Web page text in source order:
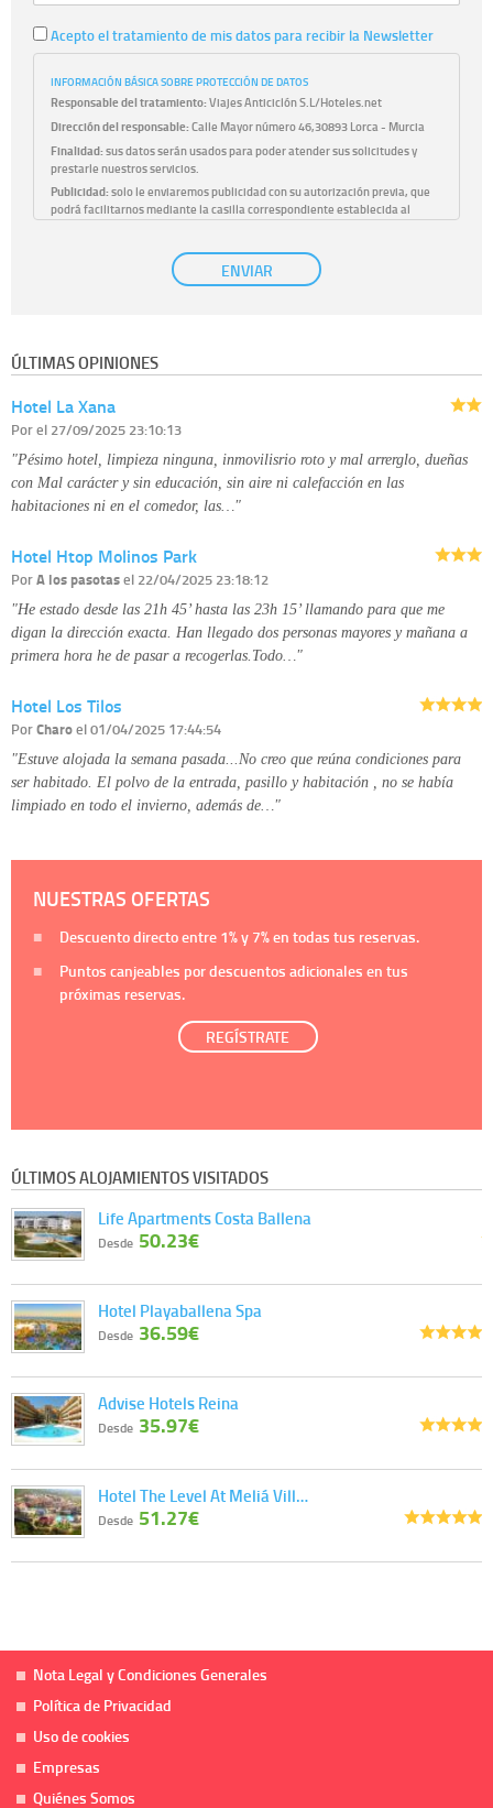
Acepto el tratamiento de mis datos para recibir la Newsletter
INFORMACIÓN BÁSICA SOBRE PROTECCIÓN DE DATOS
Responsable del tratamiento:Viajes Anticiclón S.L/Hoteles.net
Dirección del responsable:Calle Mayor número 46,30893 Lorca - Murcia
Finalidad:sus datos serán usados para poder atender sus solicitudes y
prestarle nuestros servicios.
Publicidad:solo le enviaremos publicidad con su autorización previa, que
podrá facilitarnos mediante la casilla correspondiente establecida al
únicamente trataremos sus datos con su consentimiento
previo, que podrá facilitarnos mediante la casilla correspondiente
Derechos:tiene derecho a saber qué información tenemos sobre usted,
disponible en nuestra página web.
Información complementaria:
ENVIAR
ÚLTIMAS OPINIONES
Hotel La Xana
Porel 27/09/2025 23:10:13
"Pésimo hotel, limpieza ninguna, inmovilisrio roto y mal arrerglo, dueñas
con Mal carácter y sin educación, sin aire ni calefacción en las
habitaciones ni en el comedor, las…"
Hotel Htop Molinos Park
PorA los pasotasel 22/04/2025 23:18:12
"He estado desde las 21h 45’ hasta las 23h 15’ llamando para que me
digan la dirección exacta. Han llegado dos personas mayores y mañana a
primera hora he de pasar a recogerlas.Todo…"
Hotel Los Tilos
PorCharoel 01/04/2025 17:44:54
"Estuve alojada la semana pasada...No creo que reúna condiciones para
ser habitado. El polvo de la entrada, pasillo y habitación , no se había
limpiado en todo el invierno, además de…"
NUESTRAS OFERTAS
Descuento directo entre 1%y 7%en todas tus reservas.
Puntos canjeables por descuentos adicionales en tus
próximas reservas.
REGÍSTRATE
ÚLTIMOS ALOJAMIENTOS VISITADOS
Life Apartments Costa Ballena
Desde 50.23€
Hotel Playaballena Spa
Desde 36.59€
Advise Hotels Reina
Desde 35.97€
Hotel The Level At Meliá Vill…
Desde 51.27€
Nota Legal y Condiciones Generales
Política de Privacidad
Uso de cookies
Empresas
Quiénes Somos